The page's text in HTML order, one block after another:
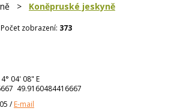
> Koněpruské jeskyně
Počet zobrazení: 373
04' 08" E
49.9160484416667
/E-mail